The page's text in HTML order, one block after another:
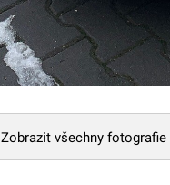
Zobrazit všechny fotografie